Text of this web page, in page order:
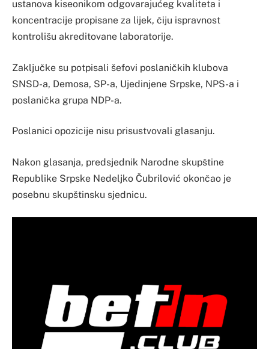
ustanova kiseonikom odgovarajućeg kvaliteta i
koncentracije propisane za lijek, čiju ispravnost
kontrolišu akreditovane laboratorije.
Zaključke su potpisali šefovi poslaničkih klubova
SNSD-a, Demosa, SP-a, Ujedinjene Srpske, NPS-a i
poslanička grupa NDP-a.
Poslanici opozicije nisu prisustvovali glasanju.
Nakon glasanja, predsjednik Narodne skupštine
Republike Srpske Nedeljko Čubrilović okončao je
posebnu skupštinsku sjednicu.